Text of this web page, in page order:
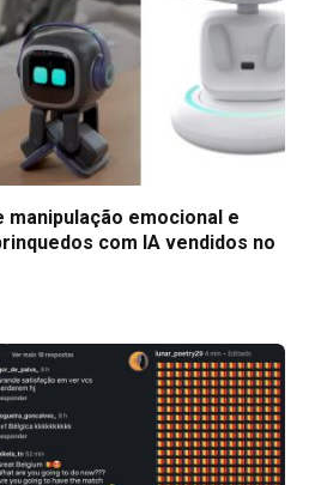
emocional e
com IA vendidos no